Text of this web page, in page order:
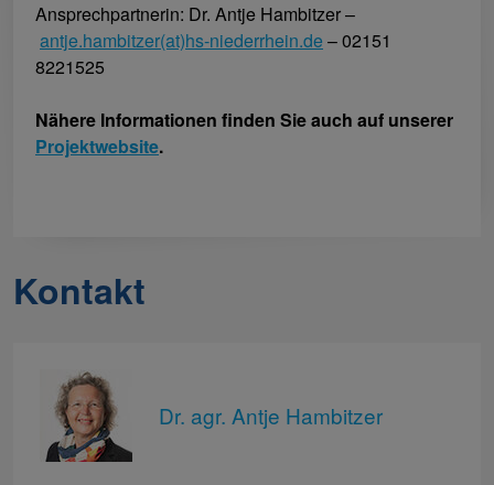
Ansprechpartnerin: Dr. Antje Hambitzer –
antje.hambitzer(at)hs-niederrhein.de – 02151
8221525
Nähere Informationen finden Sie auch auf unserer
Projektwebsite.
Kontakt
Dr. agr. Antje Hambitzer